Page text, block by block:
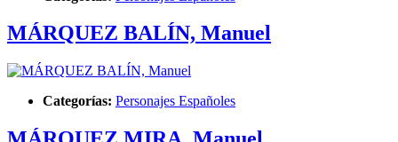
MÁRQUEZ BALÍN, Manuel
Categorías: Personajes Españoles